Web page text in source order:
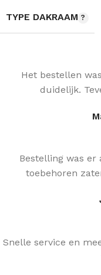
TYPE DAKRAAM
Het bestellen
duidelijk.
Bestelling was er
toebehoren
Snelle service en